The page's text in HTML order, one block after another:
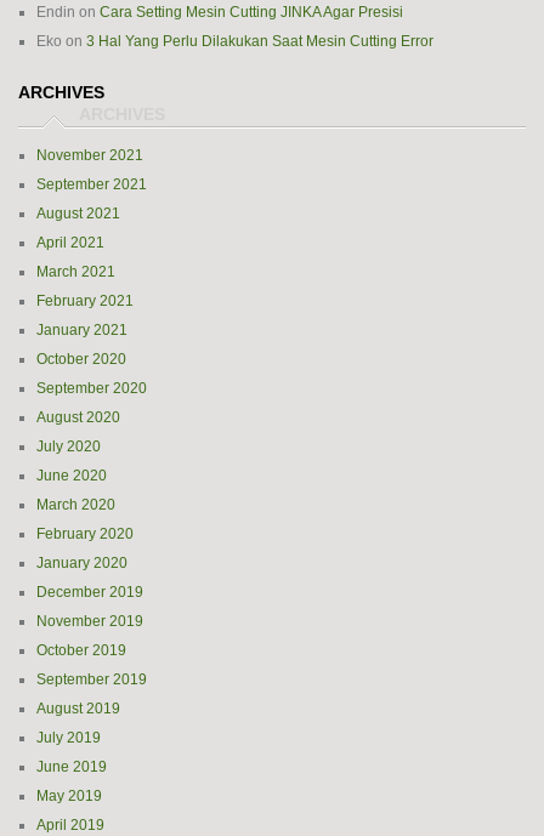
Endin on Cara Setting Mesin Cutting JINKA Agar Presisi
Eko on 3 Hal Yang Perlu Dilakukan Saat Mesin Cutting Error
ARCHIVES
November 2021
September 2021
August 2021
April 2021
March 2021
February 2021
January 2021
October 2020
September 2020
August 2020
July 2020
June 2020
March 2020
February 2020
January 2020
December 2019
November 2019
October 2019
September 2019
August 2019
July 2019
June 2019
May 2019
April 2019